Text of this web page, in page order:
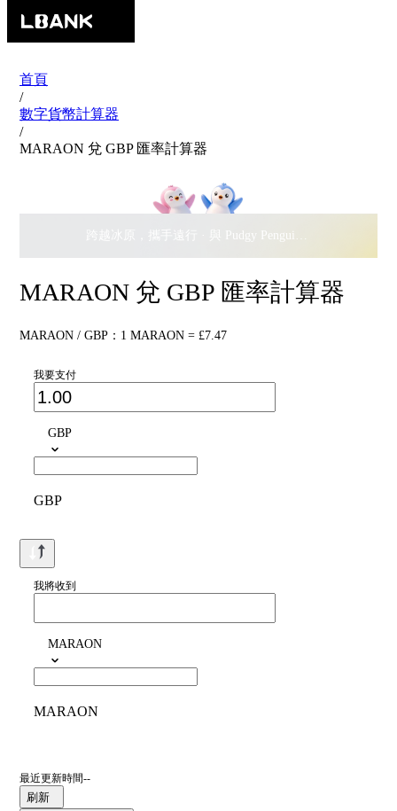
首頁
/
數字貨幣計算器
/
MARAON 兌 GBP 匯率計算器
跨越冰原，攜手遠行 · 與 Pudgy Penguins 搖擺瓜分
MARAON 兌 GBP 匯率計算器
MARAON / GBP：1 MARAON = £7.47
我要支付
GBP
GBP
我將收到
MARAON
MARAON
最近更新時間--
刷新